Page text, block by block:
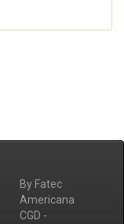
By Fatec
Americana
CGD -